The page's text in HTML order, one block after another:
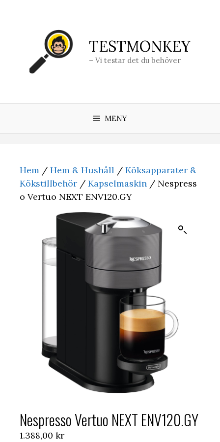
TESTMONKEY
– Vi testar det du behöver
MENY
Hem / Hem & Hushåll / Köksapparater &
Kökstillbehör / Kapselmaskin / Nespress
o Vertuo NEXT ENV120.GY
Nespresso Vertuo NEXT ENV120.GY
1.388,00 kr